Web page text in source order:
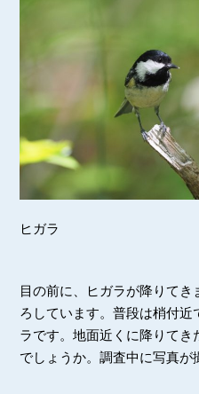
ヒガラ
目の前に、ヒガラが降りて
ろしています。普段は梢付
ラです。地面近くに降りて
でしょうか。調査中に写真が